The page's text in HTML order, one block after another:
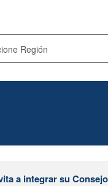
a integrar su